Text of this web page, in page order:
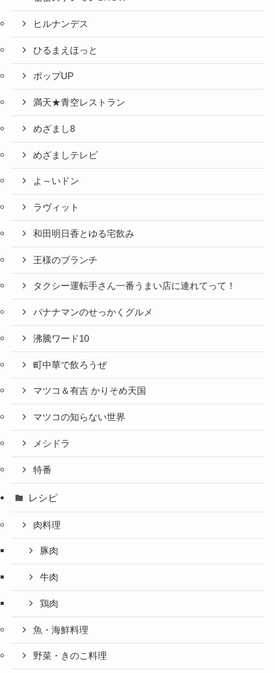
ヒルナンデス
ひるまえほっと
ポップUP
満天★青空レストラン
めざまし8
めざましテレビ
よ～いドン
ラヴィット
和田明日香とゆる宅飲み
王様のブランチ
タクシー運転手さん一番うまい店に連れてって！
バナナマンのせっかくグルメ
沸騰ワード10
町中華で飲ろうぜ
マツコ＆有吉 かりそめ天国
マツコの知らない世界
メシドラ
特番
レシピ
肉料理
豚肉
牛肉
鶏肉
魚・海鮮料理
野菜・きのこ料理